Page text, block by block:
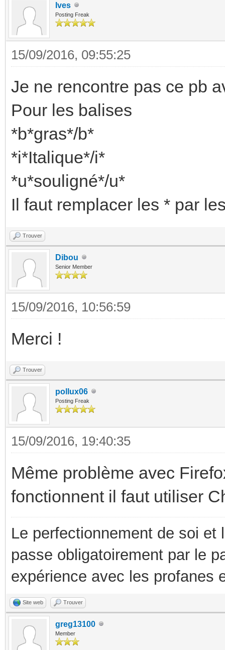
Ives
Posting Freak
15/09/2016, 09:55:25
Je ne rencontre pas ce pb
Pour les balises
*b*gras*/b*
*i*Italique*/i*
*u*souligné*/u*
Il faut remplacer les * par
Trouver
Dibou
Senior Member
15/09/2016, 10:56:59
Merci !
Trouver
pollux06
Posting Freak
15/09/2016, 19:40:35
Même problème avec
fonctionnent il faut utiliser
Le perfectionnement de soi
passe obligatoirement par le
expérience avec les profanes
Site web Trouver
greg13100
Member